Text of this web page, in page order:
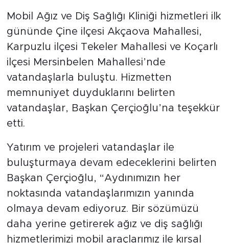
Mobil Ağız ve Diş Sağlığı Kliniği hizmetleri ilk
gününde Çine ilçesi Akçaova Mahallesi,
Karpuzlu ilçesi Tekeler Mahallesi ve Koçarlı
ilçesi Mersinbelen Mahallesi’nde
vatandaşlarla buluştu. Hizmetten
memnuniyet duyduklarını belirten
vatandaşlar, Başkan Çerçioğlu’na teşekkür
etti.
Yatırım ve projeleri vatandaşlar ile
buluşturmaya devam edeceklerini belirten
Başkan Çerçioğlu, “Aydınımızın her
noktasında vatandaşlarımızın yanında
olmaya devam ediyoruz. Bir sözümüzü
daha yerine getirerek ağız ve diş sağlığı
hizmetlerimizi mobil araçlarımız ile kırsal